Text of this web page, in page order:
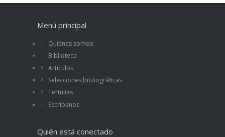
Menú principal
Quiénes somos
Biblioteca
Artículos
Selecciones bibliográficas
Tertulias
Escríbenos
Quién está conectado